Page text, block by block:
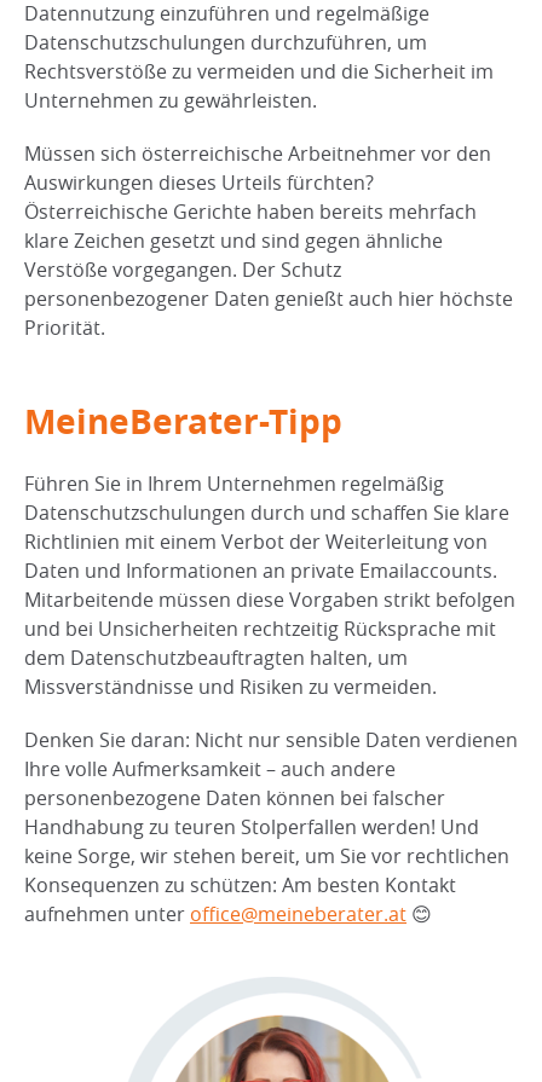
Datennutzung einzuführen und regelmäßige
Datenschutzschulungen durchzuführen, um
Rechtsverstöße zu vermeiden und die Sicherheit im
Unternehmen zu gewährleisten.
Müssen sich österreichische Arbeitnehmer vor den
Auswirkungen dieses Urteils fürchten?
Österreichische Gerichte haben bereits mehrfach
klare Zeichen gesetzt und sind gegen ähnliche
Verstöße vorgegangen. Der Schutz
personenbezogener Daten genießt auch hier höchste
Priorität.
MeineBerater-Tipp
Führen Sie in Ihrem Unternehmen regelmäßig
Datenschutzschulungen durch und schaffen Sie klare
Richtlinien mit einem Verbot der Weiterleitung von
Daten und Informationen an private Emailaccounts.
Mitarbeitende müssen diese Vorgaben strikt befolgen
und bei Unsicherheiten rechtzeitig Rücksprache mit
dem Datenschutzbeauftragten halten, um
Missverständnisse und Risiken zu vermeiden.
Denken Sie daran: Nicht nur sensible Daten verdienen
Ihre volle Aufmerksamkeit – auch andere
personenbezogene Daten können bei falscher
Handhabung zu teuren Stolperfallen werden! Und
keine Sorge, wir stehen bereit, um Sie vor rechtlichen
Konsequenzen zu schützen: Am besten Kontakt
aufnehmen unter office@meineberater.at 😊